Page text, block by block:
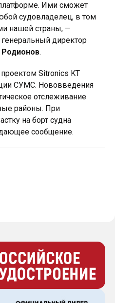
Ими сможет
судовладелец, в том
нашей страны, —
директор
.
Sitronics KT
СУМС. Нововведения
отслеживание
районы. При
на борт судна
сообщение.